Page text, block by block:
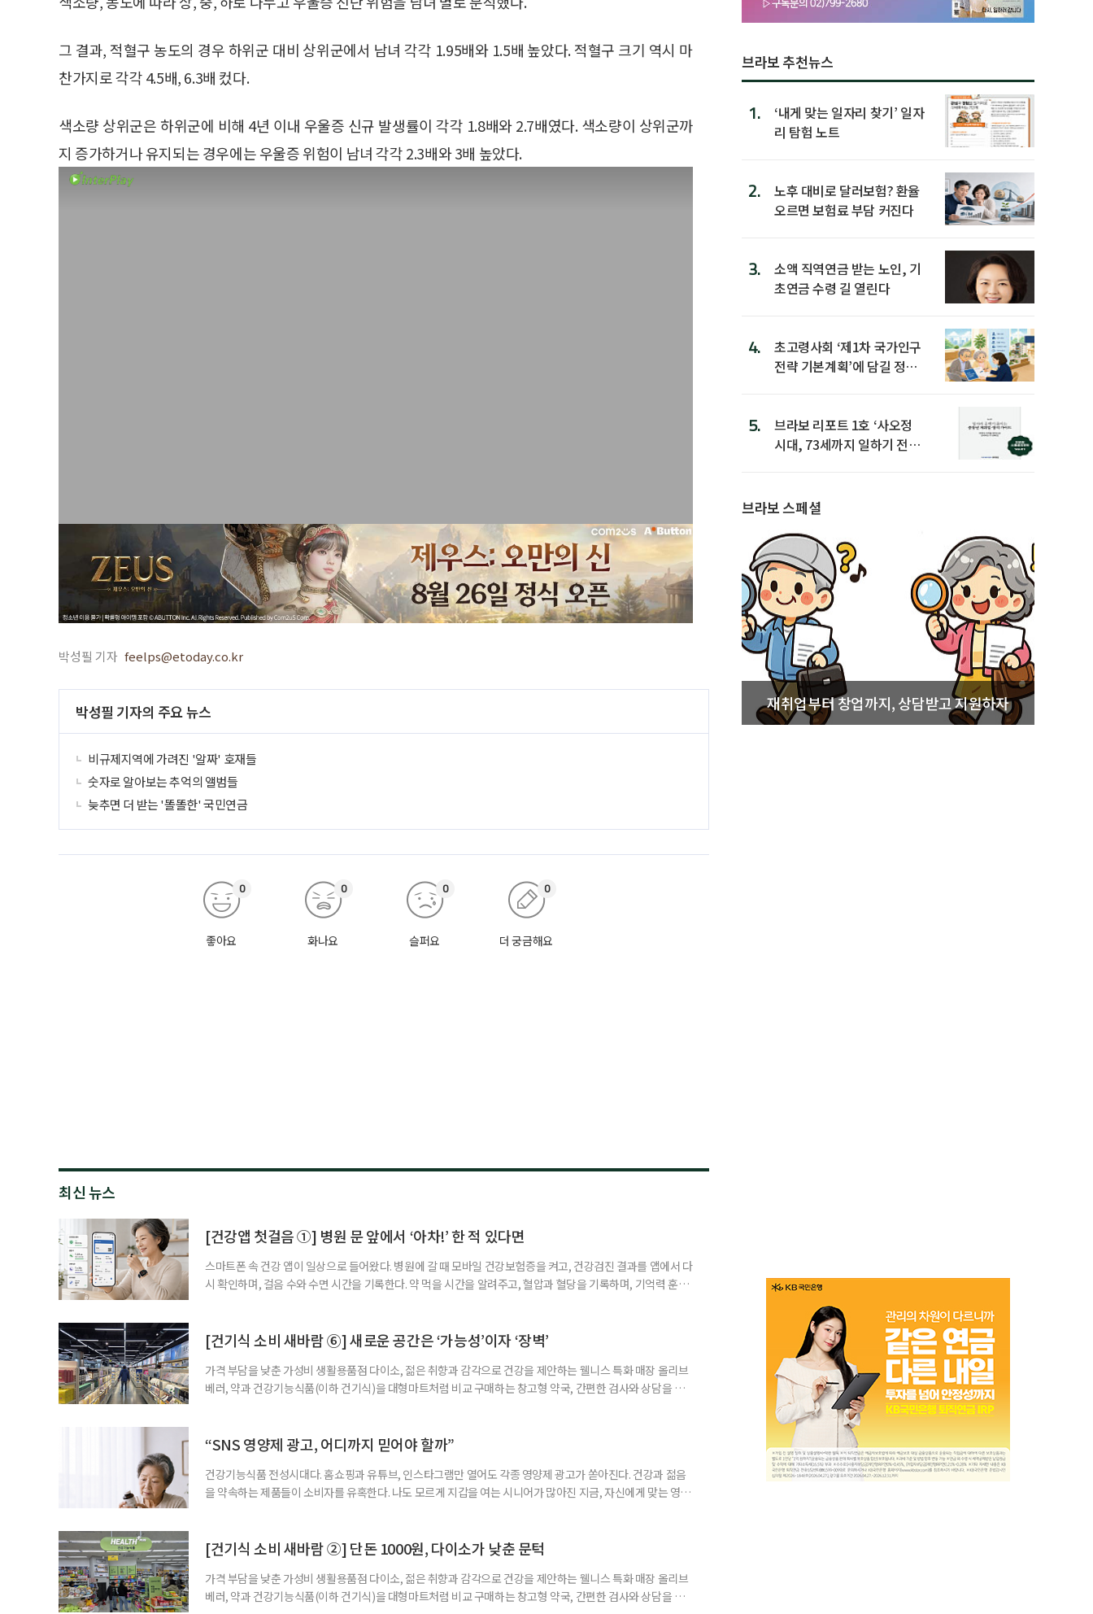
그 결과, 적혈구 농도의 경우 하위군 대비 상위군에서 남녀 각각 1.95배와 1.5배 높았다. 적혈구 크기 역시 마
찬가지로 각각 4.5배, 6.3배 컸다.
색소량 상위군은 하위군에 비해 4년 이내 우울증 신규 발생률이 각각 1.8배와 2.7배였다. 색소량이 상위군까
지 증가하거나 유지되는 경우에는 우울증 위험이 남녀 각각 2.3배와 3배 높았다.
박성필 기자 feelps@etoday.co.kr
박성필 기자의 주요 뉴스
비규제지역에 가려진 '알짜' 호재들
숫자로 알아보는 추억의 앨범들
늦추면 더 받는 '똘똘한' 국민연금
좋아요
0
화나요
0
슬퍼요
0
더 궁금해요
0
최신 뉴스
[건강앱 첫걸음 ①] 병원 문 앞에서 ‘아차!’ 한 적 있다면
스마트폰 속 건강 앱이 일상으로 들어왔다. 병원에 갈 때 모바일 건강보험증을 켜고, 건강검진 결과를 앱에서 다
시 확인하며, 걸음 수와 수면 시간을 기록한다. 약 먹을 시간을 알려주고, 혈압과 혈당을 기록하며, 기억력 훈련
워치나 운동 앱을 먼저 떠올리기 쉽다. 하지만 시니어에게 가장 먼저 필요한 디지털 건강 도구는 의외로
[건기식 소비 새바람 ⑥] 새로운 공간은 ‘가능성’이자 ‘장벽’
가격 부담을 낮춘 가성비 생활용품점 다이소, 젊은 취향과 감각으로 건강을 제안하는 웰니스 특화 매장 올리브
베러, 약과 건강기능식품(이하 건기식)을 대형마트처럼 비교 구매하는 창고형 약국, 간편한 검사와 상담을 결
용하면 좋을지 현장을 직접 방문해 살펴봤다. 다이소, 올리브베러, 창고형·체험형 약국까지. 건기식을 구매할
“SNS 영양제 광고, 어디까지 믿어야 할까”
건강기능식품 전성시대다. 홈쇼핑과 유튜브, 인스타그램만 열어도 각종 영양제 광고가 쏟아진다. 건강과 젊음
을 약속하는 제품들이 소비자를 유혹한다. 나도 모르게 지갑을 여는 시니어가 많아진 지금, 자신에게 맞는 영양
황 프로젝트’가 SNS를 중심으로 펼쳐지고 있다. 연예인과 인플루언서가 추천하는 제품 광고를 보다 보면, 그
[건기식 소비 새바람 ②] 단돈 1000원, 다이소가 낮춘 문턱
가격 부담을 낮춘 가성비 생활용품점 다이소, 젊은 취향과 감각으로 건강을 제안하는 웰니스 특화 매장 올리브
베러, 약과 건강기능식품(이하 건기식)을 대형마트처럼 비교 구매하는 창고형 약국, 간편한 검사와 상담을 결
브라보 추천뉴스
1.
‘내게 맞는 일자리 찾기’ 일자
리 탐험 노트
2.
노후 대비로 달러보험? 환율
오르면 보험료 부담 커진다
3.
소액 직역연금 받는 노인, 기
초연금 수령 길 열린다
4.
초고령사회 ‘제1차 국가인구
전략 기본계획’에 담길 정책
5.
브라보 리포트 1호 ‘사오정
시대, 73세까지 일하기 전략’
브라보 스페셜
재취업부터 창업까지, 상담받고 지원하자